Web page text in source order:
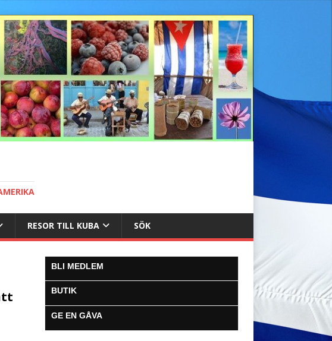
RESOR TILL KUBA SÖK
BLI MEDLEM
BUTIK
GE EN GÅVA